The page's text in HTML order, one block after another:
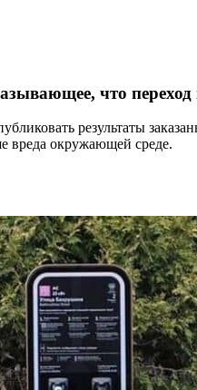
что
результаты
вреда окружающей среде.